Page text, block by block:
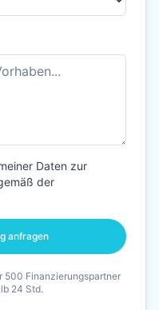
Daten zur
der
anfragen
500 Finanzierungspartner
24 Std.